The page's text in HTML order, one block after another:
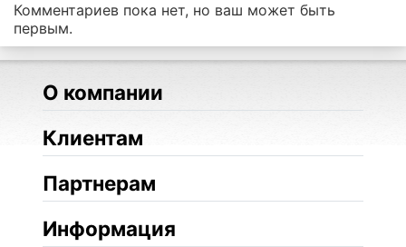
Комментариев пока нет, но ваш может быть
первым.
О компании
Клиентам
Партнерам
Информация